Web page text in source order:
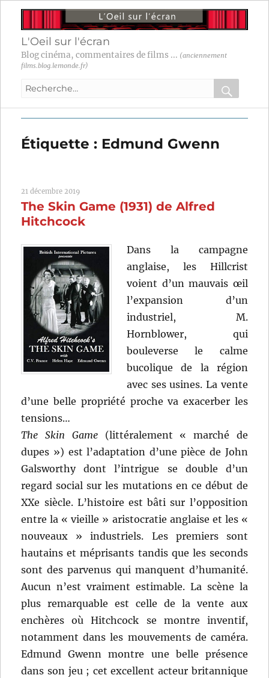
L'Oeil sur l'écran
Blog cinéma, commentaires de films ... (anciennement
films.blog.lemonde.fr)
Recherche
:
OK
Étiquette : Edmund Gwenn
21 décembre 2019
The Skin Game (1931) de Alfred
Hitchcock
Dans la campagne
anglaise, les Hillcrist
voient d’un mauvais œil
l’expansion d’un
industriel, M.
Hornblower, qui
bouleverse le calme
bucolique de la région
avec ses usines. La vente
d’une belle propriété proche va exacerber les
tensions…
The Skin Game(littéralement « marché de
dupes ») est l’adaptation d’une pièce de John
Galsworthy dont l’intrigue se double d’un
regard social sur les mutations en ce début de
XXe siècle. L’histoire est bâti sur l’opposition
entre la « vieille » aristocratie anglaise et les «
nouveaux » industriels. Les premiers sont
hautains et méprisants tandis que les seconds
sont des parvenus qui manquent d’humanité.
Aucun n’est vraiment estimable. La scène la
plus remarquable est celle de la vente aux
enchères où Hitchcock se montre inventif,
notamment dans les mouvements de caméra.
Edmund Gwenn montre une belle présence
dans son jeu ; cet excellent acteur britannique